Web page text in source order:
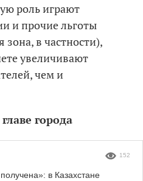
роль играют
и прочие льготы
в частности),
увеличивают
чем и
города
в Казахстане
152